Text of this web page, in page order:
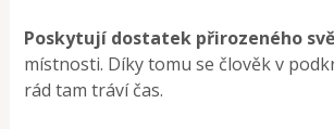
Poskytují dostatek přirozeného
místnosti. Díky tomu se člověk v
rád tam tráví čas.